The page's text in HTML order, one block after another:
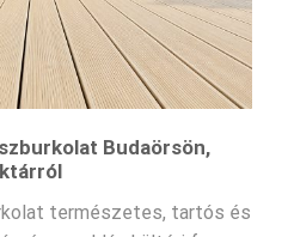
Budaörsön,
természetes, tartós és